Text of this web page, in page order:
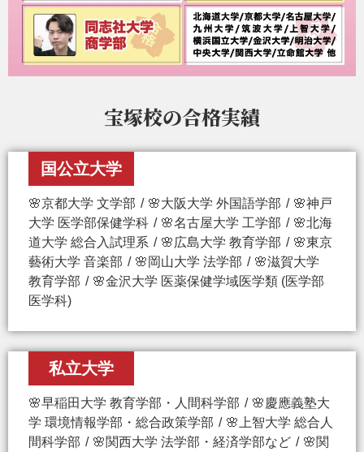
宝塚校の合格実績
国公立大学
🌸京都大学 文学部 🌸大阪大学 外国語学部
🌸神戸
大学 医学部保健学科
🌸名古屋大学 工学部
🌸北海
道大学 総合入試理系
🌸広島大学 教育学部
🌸東京
藝術大学 音楽部
🌸岡山大学 法学部
🌸滋賀大学
教育学部
🌸金沢大学 医薬保健学域医学類 (医学部
医学科)
私立大学
🌸早稲田大学 教育学部・人間科学部
🌸慶應義塾大
学 環境情報学部・総合政策学部
🌸上智大学 総合人
間科学部
🌸関西大学 法学部・経済学部など
🌸関